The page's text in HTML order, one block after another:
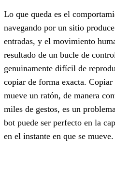
Lo que queda es el
navegando por un sitio
entradas, y el movimiento
resultado de un bucle de
genuinamente difícil de
copiar de forma exacta.
mueve un ratón, de manera
miles de gestos, es un
bot puede ser perfecto en la
en el instante en que se mueve.